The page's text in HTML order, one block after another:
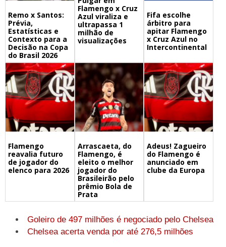
Remo x Santos:
Prévia,
Estatísticas e
Contexto para a
Decisão na Copa
do Brasil 2026
Flamengo x Cruz
Azul viraliza e
ultrapassa 1
milhão de
visualizações
Fifa escolhe
árbitro para
apitar Flamengo
x Cruz Azul no
Intercontinental
Flamengo
reavalia futuro
de jogador do
elenco para 2026
Arrascaeta, do
Flamengo, é
eleito o melhor
jogador do
Brasileirão pelo
prêmio Bola de
Prata
Adeus! Zagueiro
do Flamengo é
anunciado em
clube da Europa
Goleiro de 497 milhões é negociado pelo Chelsea
Chelsea acerta venda por até 276,5 milhões